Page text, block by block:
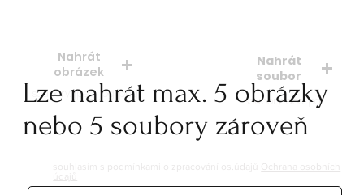
Nahrát
obrázek
soubory: jpeg, jpg, png
Nahrát
soubor
soubory: doc. pdf.
Lze nahrát max. 5 obrázky
nebo 5 soubory zároveň
souhlasím s podmínkami o zpracování os.údajů
Ochrana osobních
údajů